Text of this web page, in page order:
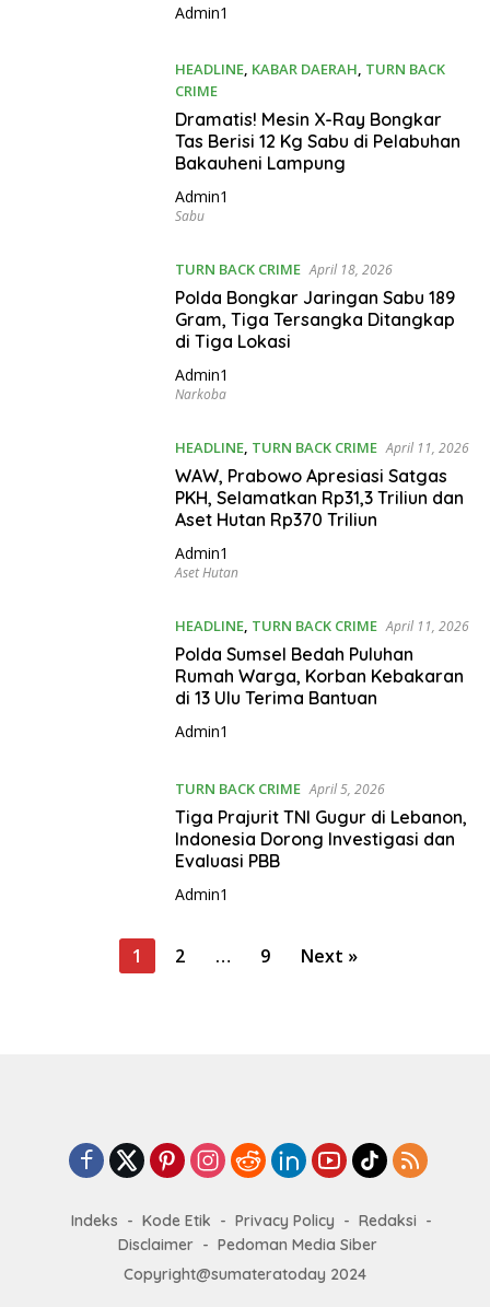
Admin1
HEADLINE, KABAR DAERAH, TURN BACK
CRIME
April 20, 2026
Dramatis! Mesin X-Ray Bongkar
Tas Berisi 12 Kg Sabu di Pelabuhan
Bakauheni Lampung
Admin1
Sabu
TURN BACK CRIME April 18, 2026
Polda Bongkar Jaringan Sabu 189
Gram, Tiga Tersangka Ditangkap
di Tiga Lokasi
Admin1
Narkoba
HEADLINE, TURN BACK CRIME April 11, 2026
WAW, Prabowo Apresiasi Satgas
PKH, Selamatkan Rp31,3 Triliun dan
Aset Hutan Rp370 Triliun
Admin1
Aset Hutan
HEADLINE, TURN BACK CRIME April 11, 2026
Polda Sumsel Bedah Puluhan
Rumah Warga, Korban Kebakaran
di 13 Ulu Terima Bantuan
Admin1
TURN BACK CRIME April 5, 2026
Tiga Prajurit TNI Gugur di Lebanon,
Indonesia Dorong Investigasi dan
Evaluasi PBB
Admin1
1 2 … 9 Next »
Indeks Kode Etik Privacy Policy
Redaksi
Disclaimer
Pedoman Media Siber
Copyright@sumateratoday 2024